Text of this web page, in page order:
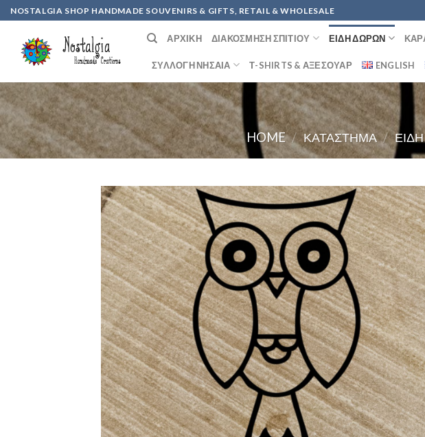
Skip
to
content
NOSTALGIA SHOP HANDMADE SOUVENIRS & GIFTS, RETAIL & WHOLESALE
ΑΡΧΙΚΉ ΔΙΑΚΌΣΜΗΣΗ ΣΠΙΤΙΟΎ ΕΊΔΗ ΔΏΡΩΝ
ΣΥΛΛΟΓΉ ΝΗΣΑΊΑ Τ-SHIRTS & ΑΞΕΣΟΥΆΡ ENGLISH
HOME / ΚΑΤΆΣΤΗΜΑ /